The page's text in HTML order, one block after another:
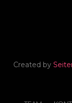
Created by